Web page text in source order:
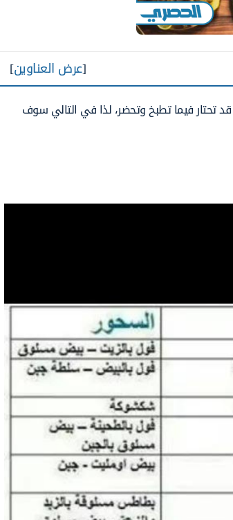
[عرض العناوين]
تحتار فيما تطبخ وتحضر، لذا في التالي سوف